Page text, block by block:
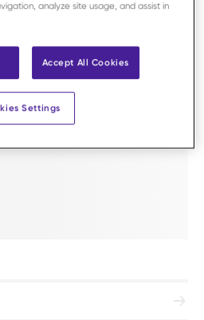
analyze site usage, and assist in
Accept All Cookies
Settings